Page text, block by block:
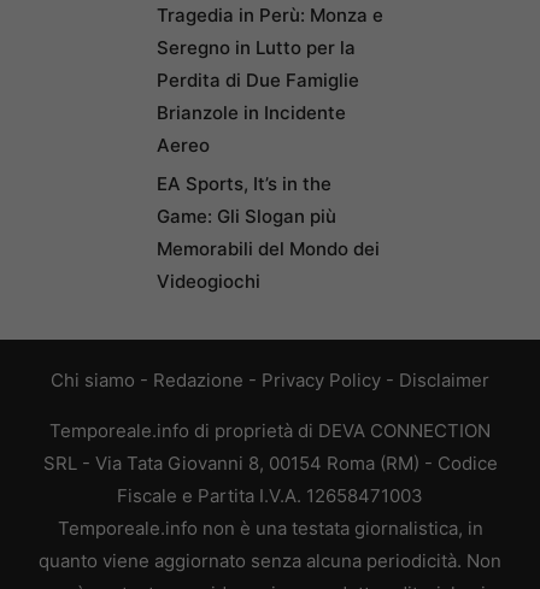
Tragedia in Perù: Monza e
Seregno in Lutto per la
Perdita di Due Famiglie
Brianzole in Incidente
Aereo
EA Sports, It’s in the
Game: Gli Slogan più
Memorabili del Mondo dei
Videogiochi
Chi siamo - Redazione - Privacy Policy - Disclaimer
Temporeale.info di proprietà di DEVA CONNECTION
SRL - Via Tata Giovanni 8, 00154 Roma (RM) - Codice
Fiscale e Partita I.V.A. 12658471003
Temporeale.info non è una testata giornalistica, in
quanto viene aggiornato senza alcuna periodicità. Non